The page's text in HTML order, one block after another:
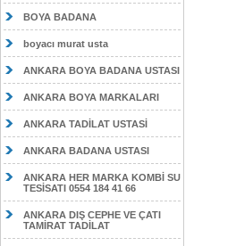
BOYA BADANA
boyacı murat usta
ANKARA BOYA BADANA USTASI
ANKARA BOYA MARKALARI
ANKARA TADİLAT USTASİ
ANKARA BADANA USTASI
ANKARA HER MARKA KOMBİ SU
TESİSATI 0554 184 41 66
ANKARA DIŞ CEPHE VE ÇATI
TAMİRAT TADİLAT